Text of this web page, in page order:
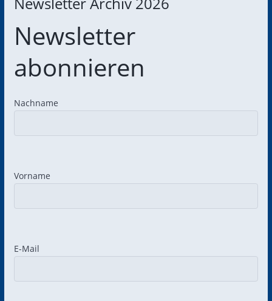
Newsletter
abonnieren
Nachname
Vorname
E-Mail